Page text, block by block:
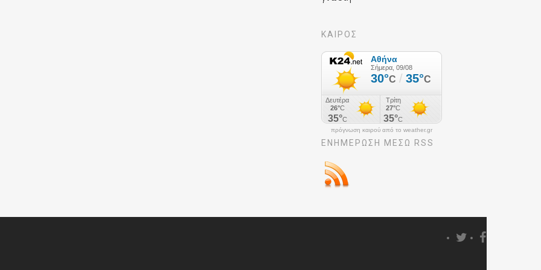
ΚΑΙΡΟΣ
πρόγνωση καιρού από το weather.gr
ΕΝΗΜΈΡΩΣΉ ΜΕΣΩ RSS